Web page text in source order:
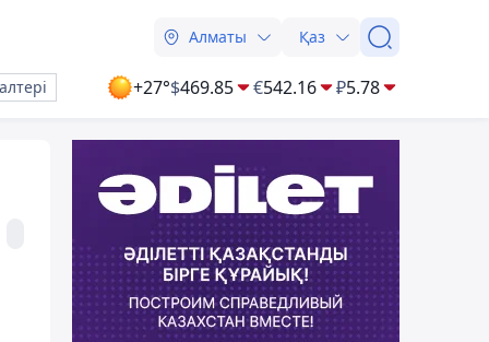
Алматы Қаз
+27°$469.85 €542.16 ₽5.78